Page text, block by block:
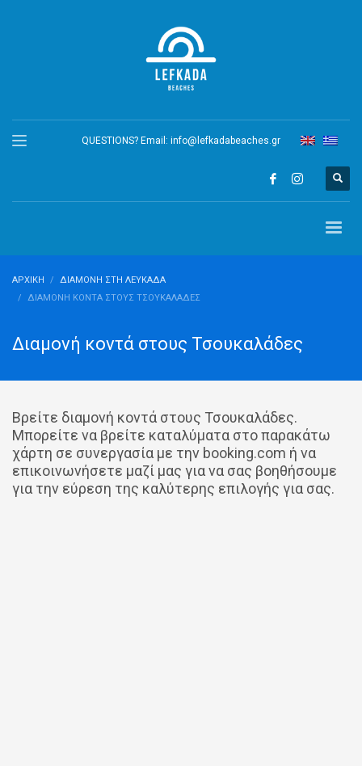
QUESTIONS? Email: info@lefkadabeaches.gr
ΑΡΧΙΚΉ
ΔΙΑΜΟΝΉ ΣΤΗ ΛΕΥΚΆΔΑ
ΔΙΑΜΟΝΉ ΚΟΝΤΆ ΣΤΟΥΣ ΤΣΟΥΚΑΛΆΔΕΣ
Διαμονή κοντά στους Τσουκαλάδες
Βρείτε διαμονή κοντά στους Τσουκαλάδες.
Μπορείτε να βρείτε καταλύματα στο παρακάτω
χάρτη σε συνεργασία με την booking.com ή να
επικοινωνήσετε μαζί μας για να σας βοηθήσουμε
για την εύρεση της καλύτερης επιλογής για σας.